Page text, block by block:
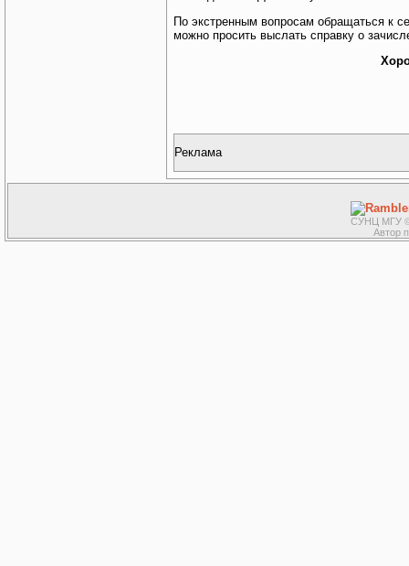
По экстренным вопросам обращаться к
можно просить выслать справку о
Реклама
СУНЦ МГУ ©
Автор